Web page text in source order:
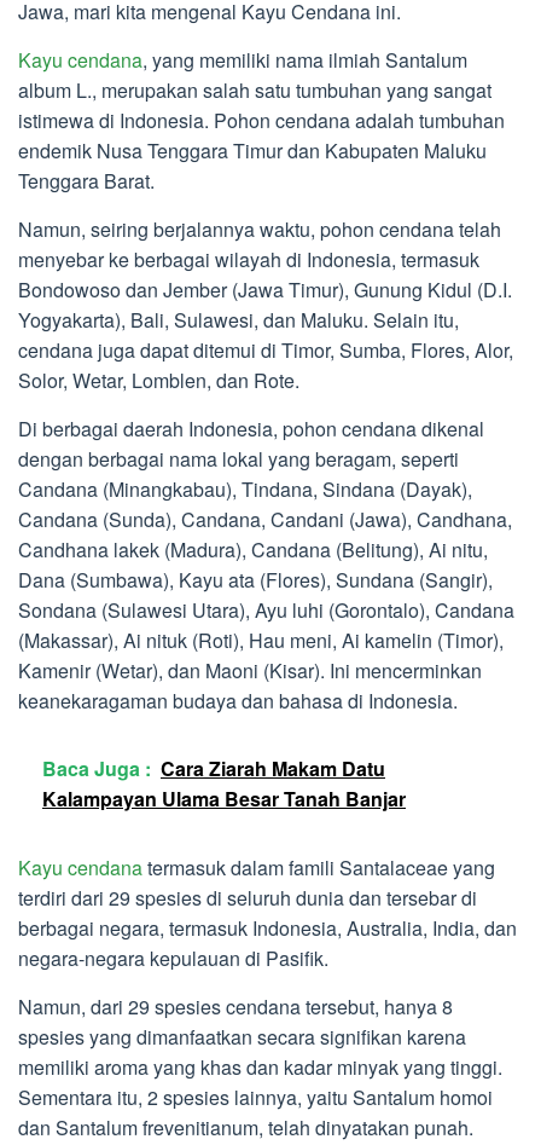
Jawa, mari kita mengenal Kayu Cendana ini.
Kayu cendana, yang memiliki nama ilmiah Santalum
album L., merupakan salah satu tumbuhan yang sangat
istimewa di Indonesia. Pohon cendana adalah tumbuhan
endemik Nusa Tenggara Timur dan Kabupaten Maluku
Tenggara Barat.
Namun, seiring berjalannya waktu, pohon cendana telah
menyebar ke berbagai wilayah di Indonesia, termasuk
Bondowoso dan Jember (Jawa Timur), Gunung Kidul (D.I.
Yogyakarta), Bali, Sulawesi, dan Maluku. Selain itu,
cendana juga dapat ditemui di Timor, Sumba, Flores, Alor,
Solor, Wetar, Lomblen, dan Rote.
Di berbagai daerah Indonesia, pohon cendana dikenal
dengan berbagai nama lokal yang beragam, seperti
Candana (Minangkabau), Tindana, Sindana (Dayak),
Candana (Sunda), Candana, Candani (Jawa), Candhana,
Candhana lakek (Madura), Candana (Belitung), Ai nitu,
Dana (Sumbawa), Kayu ata (Flores), Sundana (Sangir),
Sondana (Sulawesi Utara), Ayu luhi (Gorontalo), Candana
(Makassar), Ai nituk (Roti), Hau meni, Ai kamelin (Timor),
Kamenir (Wetar), dan Maoni (Kisar). Ini mencerminkan
keanekaragaman budaya dan bahasa di Indonesia.
Baca Juga : Cara Ziarah Makam Datu
Kalampayan Ulama Besar Tanah Banjar
Kayu cendanatermasuk dalam famili Santalaceae yang
terdiri dari 29 spesies di seluruh dunia dan tersebar di
berbagai negara, termasuk Indonesia, Australia, India, dan
negara-negara kepulauan di Pasifik.
Namun, dari 29 spesies cendana tersebut, hanya 8
spesies yang dimanfaatkan secara signifikan karena
memiliki aroma yang khas dan kadar minyak yang tinggi.
Sementara itu, 2 spesies lainnya, yaitu Santalum homoi
dan Santalum frevenitianum, telah dinyatakan punah.